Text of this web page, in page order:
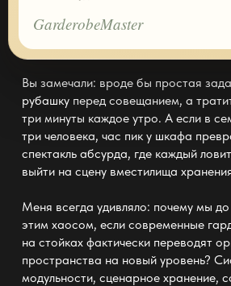
GarderobeMaster
Вы замечали: вроде бы простая
рубашкуперед совещанием, а
три минуты каждое утро. А если в
три человека, час пик у шкафа
спектакль абсурда, где каждый
выйти на сцену вместилища
Меня всегда удивляло: почему мы
этим хаосом, если современные
на стойкахфактически переводят
пространства на новый уровень?
модульности, сценарное хранение,